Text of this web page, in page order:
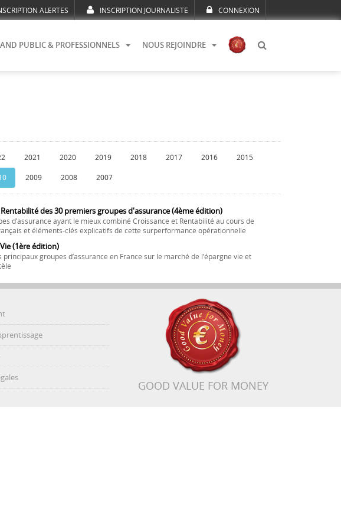
ALERTES INSCRIPTION JOURNALISTE CONNEXION
PUBLIC & PROFESSIONNELS NOUS REJOINDRE
2021 2020 2019 2018 2017 2016 2015
2009 2008 2007
des 30 premiers groupes d'assurance (4ème édition)
d’assurance ayant le mieux combiné Croissance et Rentabilité au cours de
et éléments-clés explicatifs de cette surperformance opérationnelle
(1ère édition)
groupes d’assurance en France sur le marché de l’épargne vie et
GOOD VALUE FOR MONEY